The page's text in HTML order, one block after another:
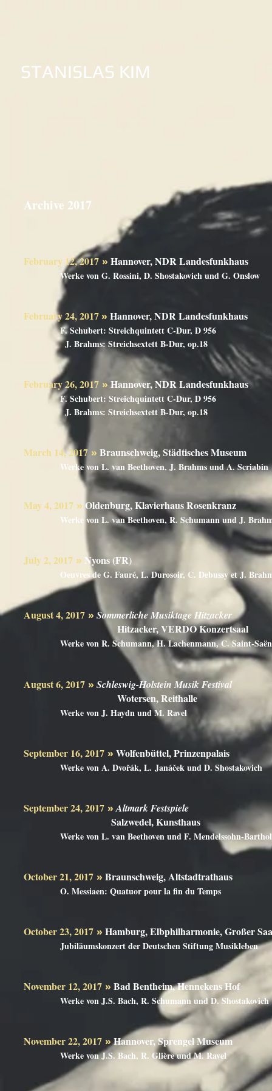
STANISLAS KIM
Archive 2017
February 12, 2017 » Hannover, NDR
Werke von G. Rossini, D. Shostakovich und G. Onslow
February 24, 2017 » Hannover, NDR
F. Schubert: Streichquintett C-Dur, D
J. Brahms: Streichsextett B-Dur,
February 26, 2017 » Hannover, NDR
F. Schubert: Streichquintett C-Dur, D
J. Brahms: Streichsextett B-Dur,
March 14, 2017 » Braunschweig, Städtisches
Werke von L. van Beethoven, J. Brahms und A. Scriabin
May 4, 2017 » Oldenburg, Klavierhaus
Werke von L. van Beethoven, R. Schumann und J.
July 2, 2017 » Nyons
Oeuvres de G. Fauré, L. Durosoir, C. Debussy et J.
August 4, 2017 » Sommerliche Musiktage Hitzacker
Hitzacker, VERDO Konzertsaal
Werke von R. Schumann, H. Lachenmann, C. Saint-
August 6, 2017 » Schleswig-Holstein Musik Festival
Wotersen, Reithalle
Werke von J. Haydn und M. Ravel
September 16, 2017 » Wolfenbüttel,
Werke von A. Dvořák, L. Janáček und D. Shostakovich
September 24, 2017 » Altmark Festspiele
Salzwedel, Kunsthaus
Werke von L. van Beethoven und F. Mendelssohn-
October 21, 2017 » Braunschweig, Altstadtrathaus
O. Messiaen: Quatuor pour la fin du Temps
October 23, 2017 » Hamburg, Elbphilharmonie,
Jubiläumskonzert der Deutschen Stiftung Musikleben
November 12, 2017 » Bad Bentheim,
Werke von J.S. Bach, R. Schumann und D. Shostakovich
November 22, 2017 » Hannover, Sprengel
Werke von J.S. Bach, R. Glière und M. Ravel